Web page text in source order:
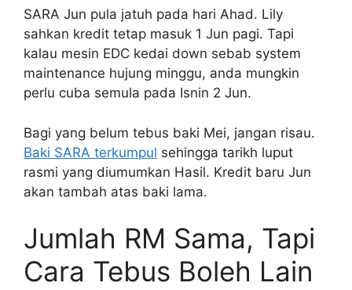
SARA Jun pula jatuh pada hari Ahad. Lily
sahkan kredit tetap masuk 1 Jun pagi. Tapi
kalau mesin EDC kedai down sebab system
maintenance hujung minggu, anda mungkin
perlu cuba semula pada Isnin 2 Jun.
Bagi yang belum tebus baki Mei, jangan risau.
Baki SARA terkumpul sehingga tarikh luput
rasmi yang diumumkan Hasil. Kredit baru Jun
akan tambah atas baki lama.
Jumlah RM Sama, Tapi
Cara Tebus Boleh Lain